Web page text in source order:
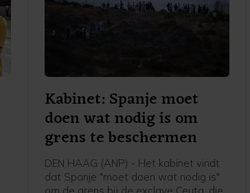
Kabinet: Spanje moet
doen wat nodig is om
grens te beschermen
DEN HAAG (ANP) - Het kabinet vindt
dat Spanje "moet doen wat nodig is"